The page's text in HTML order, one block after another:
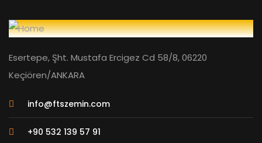
Esertepe, Şht. Mustafa Ercigez Cd 58/8, 06220
Keçiören/ANKARA
info@ftszemin.com
+90 532 139 57 91